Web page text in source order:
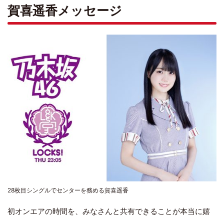
賀喜遥香メッセージ
28枚目シングルでセンターを務める賀喜遥香
初オンエアの時間を、みなさんと共有できることが本当に嬉